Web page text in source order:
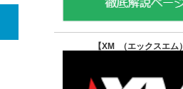
【XM （エックスエム）